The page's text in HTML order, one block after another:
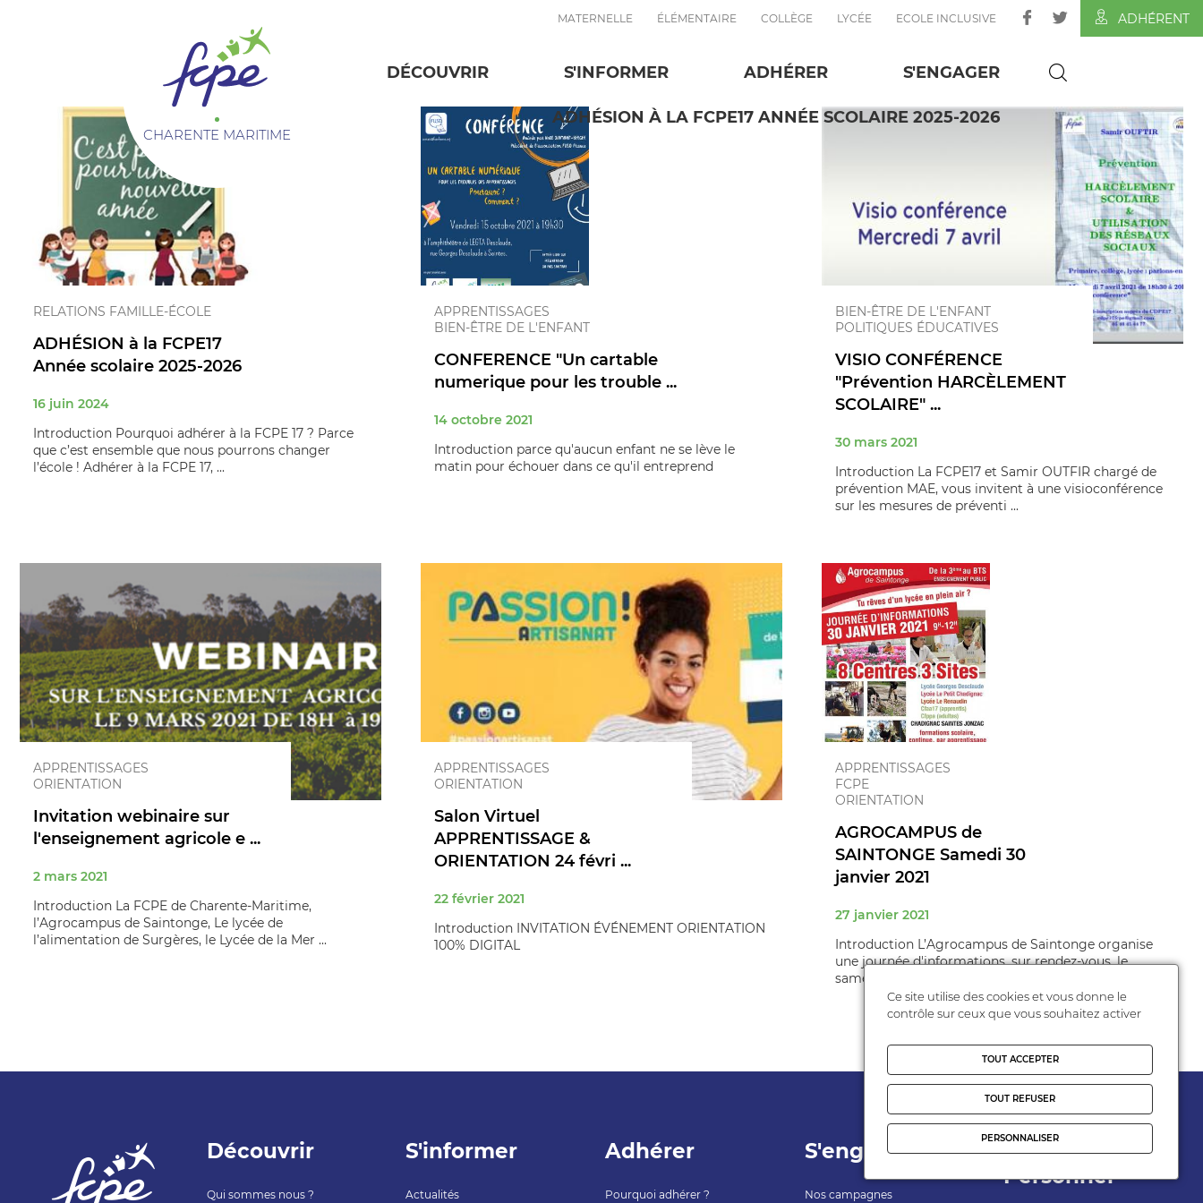
MATERNELLE ÉLÉMENTAIRE COLLÈGE LYCÉE ECOLE INCLUSIVE ADHÉRENT
CHARENTE MARITIME
DÉCOUVRIR S'INFORMER ADHÉRER S'ENGAGER
ADHÉSION À LA FCPE17 ANNÉE SCOLAIRE 2025-2026
Collège
RELATIONS FAMILLE-ÉCOLE
ADHÉSION à la FCPE17
Année scolaire 2025-2026
16 juin 2024
Introduction Pourquoi adhérer à la FCPE 17 ? Parce
que c’est ensemble que nous pourrons changer
l’école ! Adhérer à la FCPE 17, ...
APPRENTISSAGES
BIEN-ÊTRE DE L'ENFANT
CONFERENCE "Un cartable
numerique pour les trouble ...
14 octobre 2021
Introduction parce qu'aucun enfant ne se lève le
matin pour échouer dans ce qu'il entreprend
BIEN-ÊTRE DE L'ENFANT
POLITIQUES ÉDUCATIVES
VISIO CONFÉRENCE
"Prévention HARCÈLEMENT
SCOLAIRE" ...
30 mars 2021
Introduction La FCPE17 et Samir OUTFIR chargé de
prévention MAE, vous invitent à une visioconférence
sur les mesures de préventi ...
APPRENTISSAGES
ORIENTATION
Invitation webinaire sur
l'enseignement agricole e ...
2 mars 2021
Introduction La FCPE de Charente-Maritime,
l’Agrocampus de Saintonge, Le lycée de
l’alimentation de Surgères, le Lycée de la Mer ...
APPRENTISSAGES
ORIENTATION
Salon Virtuel
APPRENTISSAGE &
ORIENTATION 24 févri ...
22 février 2021
Introduction INVITATION ÉVÉNEMENT ORIENTATION
100% DIGITAL
APPRENTISSAGES
FCPE
ORIENTATION
AGROCAMPUS de
SAINTONGE Samedi 30
janvier 2021
27 janvier 2021
Introduction L’Agrocampus de Saintonge organise
une journée d'informations, sur rendez-vous, le
samedi 30 janvier 2021 de 9h à 1 ...
Découvrir
Qui sommes nous ?
S'informer
Actualités
Adhérer
Pourquoi adhérer ?
S'engager
Nos campagnes
Espace
Personnel
Ce site utilise des cookies et vous donne le
contrôle sur ceux que vous souhaitez activer
TOUT ACCEPTER
TOUT REFUSER
PERSONNALISER